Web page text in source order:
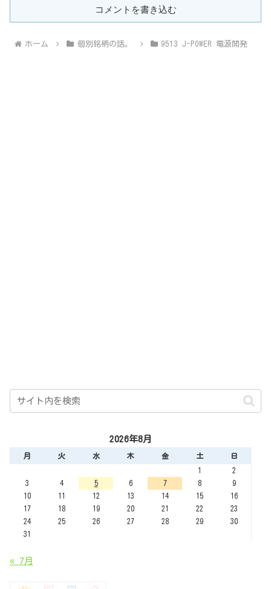
コメントを書き込む
ホーム 個別銘柄の話。 9513 J-POWER 電源開発
2026年8月
月 火 水 木 金 土
日
1
2
3
4 5 6 7 8
9
10
11 12 13 14 15
16
17
18 19 20 21 22
23
24
25 26 27 28 29
30
31
« 7月